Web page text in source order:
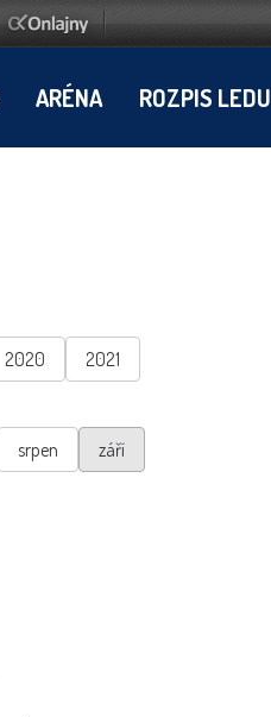
ARÉNA ROZPIS LEDU
2020
2021
srpen
září